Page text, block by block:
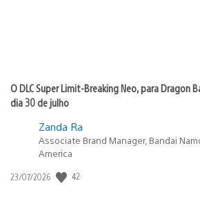
O DLC Super Limit-Breaking Neo, para Dragon
dia 30 de julho
Zanda Ra
Associate Brand Manager, Bandai
America
Data
23/07/2026 42